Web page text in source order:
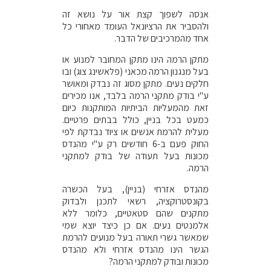
אנסה לשפוך קצת אור על נושא זה
ולהסביר את הרציונאל העומד מאחורי כל
אחד מהמרכיבים של הדבר.
מתקן הרמה הינו מתקן המחובר למנוע או
בעל מנגנון הרמה מכאני (פלאשינג צוג) ובו
חלקים נעים. מתקן מסוג זה נבדק ומאושר
ע"י בודק מתקני הרמה בלבד, אנו מכירים
זאת מהמעליות הביתיות המותקנות כיום
כמעט בכל בניין, כולל בבתים פרטיים.
מעלית להרמת אנשים או ציוד נבדקת לפי
החוק פעם ב-6 חודשים רק ע"י מהנדס
מכונות בעל תעודה של בודק למתקני
הרמה.
מהנדס אזרחי (בניין), בעל הכשרה
בקונסטרוקציה, רשאי לתכנן ולבדוק
מתקנים שהם סטאטיים, כלומר ללא
אלמנטים נעים. אם כן כיצד יוצא שמי
שמאשר גשרי תאורה בעל מנועים להרמת
הגשר הינו מהנדס אזרחי ולא מהנדס
מכונות ובודק למתקני הרמה?